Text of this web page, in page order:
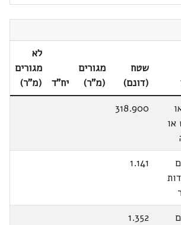
שטח
(דונם)
מגורים
(מ"ר)
יח"ד
לא
מגורים
(מ"ר)
או
318.900
1.141
1.352